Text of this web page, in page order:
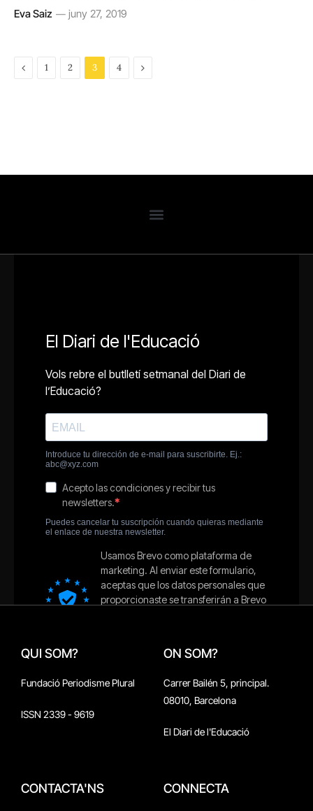
Eva Saiz juny 27, 2019
Previous
1 2 3 4 Next
QUI SOM?
Fundació Periodisme Plural
ISSN 2339 - 9619
ON SOM?
Carrer Bailén 5, principal.
08010, Barcelona
El Diari de l'Educació
CONTACTA'NS CONNECTA